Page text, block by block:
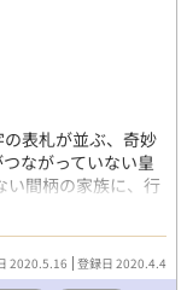
の表札が並ぶ、奇妙
ながっていない皇
い間柄の家族に、行
ながらも、ほのぼ
りますが、女っ気の
※昔の二次創作をオ
2020.5.16 登録日 2020.4.4